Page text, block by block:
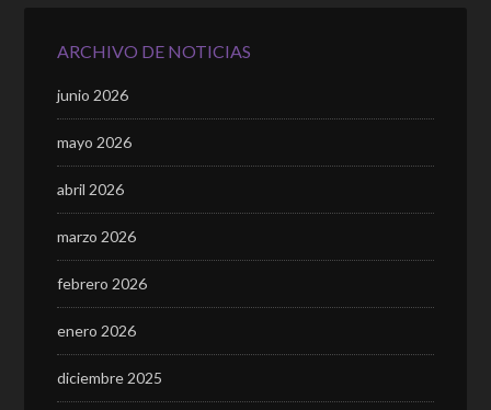
ARCHIVO DE NOTICIAS
junio 2026
mayo 2026
abril 2026
marzo 2026
febrero 2026
enero 2026
diciembre 2025